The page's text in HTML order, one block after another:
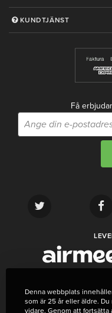
KUNDTJÄNST
Få
Denna webbplats
som är 25 år eller äldre.
vidare. Genom att fortsätta